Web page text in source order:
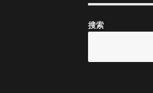
搜索